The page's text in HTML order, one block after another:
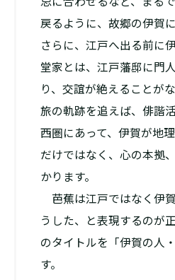
戻るように、故郷の伊賀
さらに、江戸へ出る前に
堂家とは、江戸藩邸に門
り、交誼が絶えることが
旅の軌跡を追えば、俳諧
西圏にあって、伊賀が地
だけではなく、心の本拠
かります。
芭蕉は江戸ではなく伊
うした、と表現するのが
のタイトルを「伊賀の人
す。